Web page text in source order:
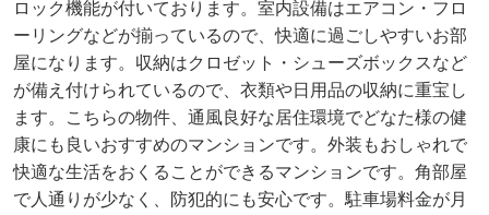
ロック機能が付いております。室内設備はエアコン・フロ
ーリングなどが揃っているので、快適に過ごしやすいお部
屋になります。収納はクロゼット・シューズボックスなど
が備え付けられているので、衣類や日用品の収納に重宝し
ます。こちらの物件、通風良好な居住環境でどなた様の健
康にも良いおすすめのマンションです。外装もおしゃれで
快適な生活をおくることができるマンションです。角部屋
で人通りが少なく、防犯的にも安心です。駐車場料金が月